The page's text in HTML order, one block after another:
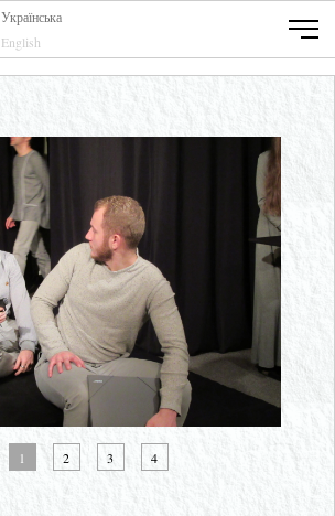
Українська
English
1 2 3 4